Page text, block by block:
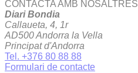
CONTACTA AMB NOSALTRES
Diari Bondia
Callaueta, 4, 1r
AD500 Andorra la Vella
Principat d'Andorra
Tel. +376 80 88 88
Formulari de contacte